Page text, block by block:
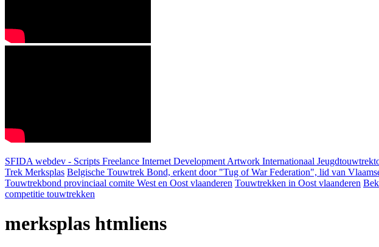
SFIDA webdev - Scripts Freelance Internet Development Artwork Internationaal
Trek Merksplas Belgische Touwtrek Bond, erkent door "Tug of War Federation", lid van
Touwtrekbond provinciaal comite West en Oost vlaanderen Touwtrekken in Oost vlaanderen
competitie touwtrekken
merksplas htmliens